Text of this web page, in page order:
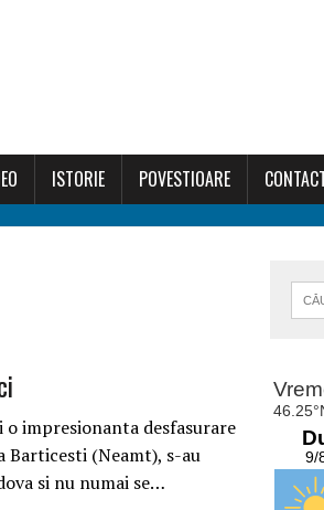
ISTORIE POVESTIOARE
impresionanta desfasurare
Barticesti (Neamt), s-au
si nu numai se…